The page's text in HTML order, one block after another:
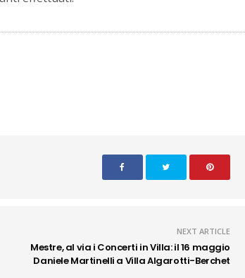
NEXT ARTICLE
Mestre, al via i Concerti in Villa: il 16 maggio
Daniele Martinelli a Villa Algarotti-Berchet